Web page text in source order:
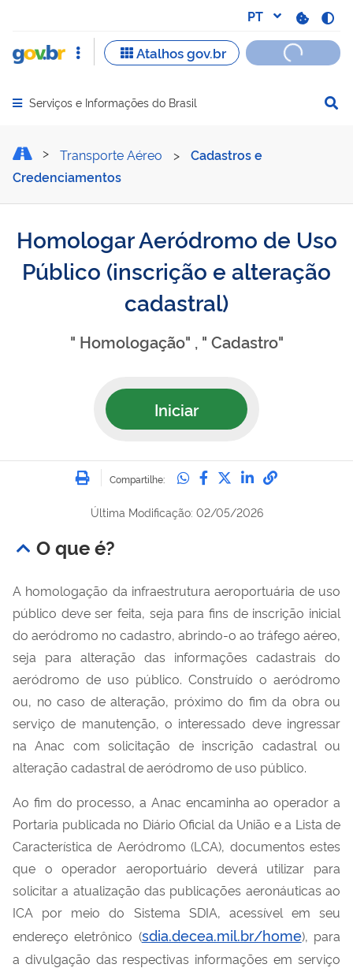
Abrir menu principal de navegação
Serviços e Informações do Brasil
Homologar Aeródromo
Transporte Aéreo >
Cadastros e
Credenciamentos
Homologar Aeródromo de Uso
Público (inscrição e alteração
cadastral)
" Homologação" , " Cadastro"
Iniciar
Imprimir
Compartilhe: Compartilhe no
Compartilhe no
Compartilhe no
Compartilhe
Última Modificação: 02/05/2026
O que é?
A homologação da infraestrutura aeroportuária de uso
público deve ser feita, seja para fins de inscrição inicial
do aeródromo no cadastro, abrindo-o ao tráfego aéreo,
seja para alteração das informações cadastrais do
aeródromo de uso público. Construído o aeródromo
ou, no caso de alteração, próximo do fim da obra ou
serviço de manutenção, o interessado deve ingressar
na Anac com solicitação de inscrição cadastral ou
alteração cadastral de aeródromo de uso público.
Ao fim do processo, a Anac encaminha ao operador a
Portaria publicada no Diário Oficial da União e a Lista de
Característica de Aeródromo (LCA), documentos estes
que o operador aeroportuário deverá utilizar para
solicitar a atualização das publicações aeronáuticas ao
ICA por meio do Sistema SDIA, acessível em seu
endereço eletrônico (sdia.decea.mil.br/home), para
a divulgação das respectivas informações em serviço